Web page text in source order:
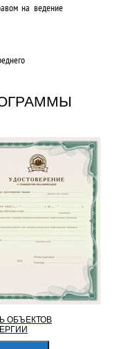
на ведение
ОБЪЕКТОВ